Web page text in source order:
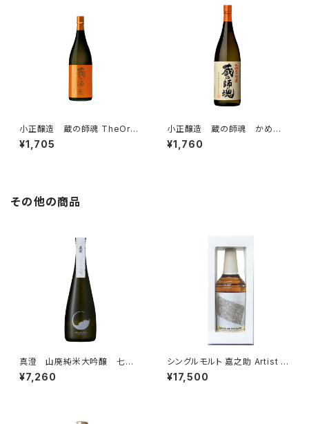
小正醸造 蔵の師魂 TheOran
ge 720ml 芋焼酎
¥1,705
小正醸造 蔵の師魂 かめ壺
貯蔵 720ml 芋焼酎 一升瓶
¥1,760
その他の商品
真澄 山廃純米大吟醸 七
號 720ml 日本酒 純米大
吟醸酒 4合瓶 宮坂醸造 箱
¥7,260
シングルモルト 嘉之助 Artist E
dition #004 50% 700ml ア
ーティストエディション ウイスキ
¥17,500